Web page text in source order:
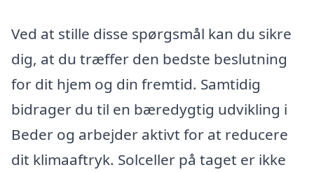
Ved at stille disse spørgsmål kan du sikre
dig, at du træffer den bedste beslutning
for dit hjem og din fremtid. Samtidig
bidrager du til en bæredygtig udvikling i
Beder og arbejder aktivt for at reducere
dit klimaaftryk. Solceller på taget er ikke